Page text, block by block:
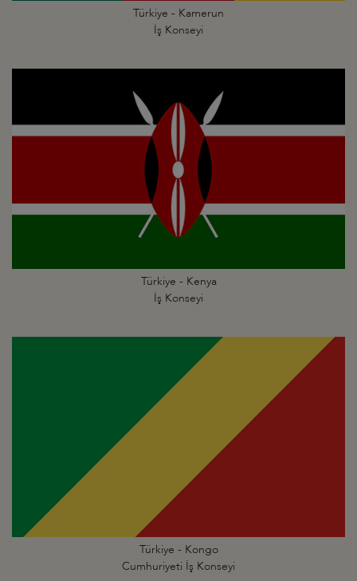
Türkiye - Kamerun
İş Konseyi
Türkiye - Kenya
İş Konseyi
Türkiye - Kongo
Cumhuriyeti İş Konseyi